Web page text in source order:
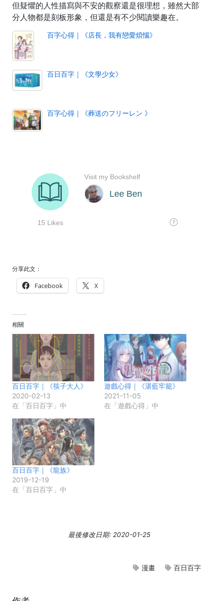
但疑懼的人性描寫與不安的觀察還是很理想，雖然大部
分人物都是刻板形象，但還是有不少閱讀樂趣在。
百字心得｜《店長，我有戀愛煩惱》
百日百字｜《文學少女》
百字心得｜《葬送のフリーレン 》
分享此文：
Facebook X
相關
百日百字｜《筷子大人》
2020-02-13
在「百日百字」中
遊戲心得｜《湛藍牢籠》
2021-11-05
在「遊戲心得」中
百日百字｜《龍族》
2019-12-19
在「百日百字」中
最後修改日期: 2020-01-25
漫畫 百日百字